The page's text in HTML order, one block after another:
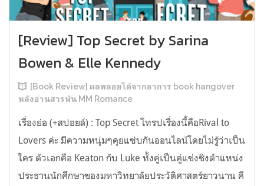
[Review] Top Secret by Sarina
Bowen & Elle Kennedy
[Book Review] ผลพลอยได้จากอาการ book hangover
หลังอ่านสารพัน MM Romance
เรื่องย่อ (+สปอยล์) : Top Secret โทรปเรื่องนี้คือRival to
Lovers ค่ะ มีความหนุ่มๆคุยแซ่บกันออนไลน์โดยไม่รู้ว่าเป็น
ใคร ตัวเอกคือ Keaton กับ Luke ทั้งคู่เป็นคู่แข่งชิงตำแหน่ง
ประธานนักศึกษาของมหาวิทยาลัยประวัติศาสตร์ยาวนาน คี